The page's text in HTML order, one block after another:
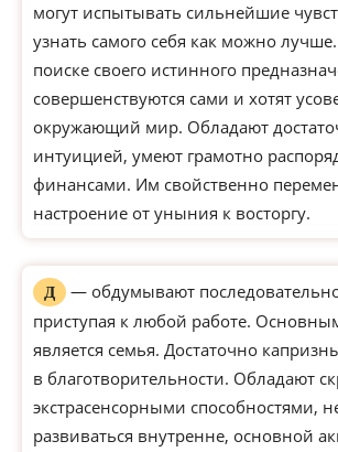
могут испытывать сильнейшие
узнать самого себя как можно лучше.
поиске своего истинного
совершенствуются сами и хотят
окружающий мир. Обладают
интуицией, умеют грамотно
финансами. Им свойственно
настроение от уныния к восторгу.
Д
— обдумывают
приступая к любой работе.
является семья. Достаточно
в благотворительности. Обладают
экстрасенсорными способностями,
развиваться внутренне, основной